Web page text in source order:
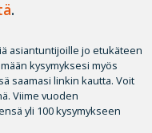
.
asiantuntijoille jo etukäteen
kysymyksesi myös
saamasi linkin kautta. Voit
Viime vuoden
yli 100 kysymykseen